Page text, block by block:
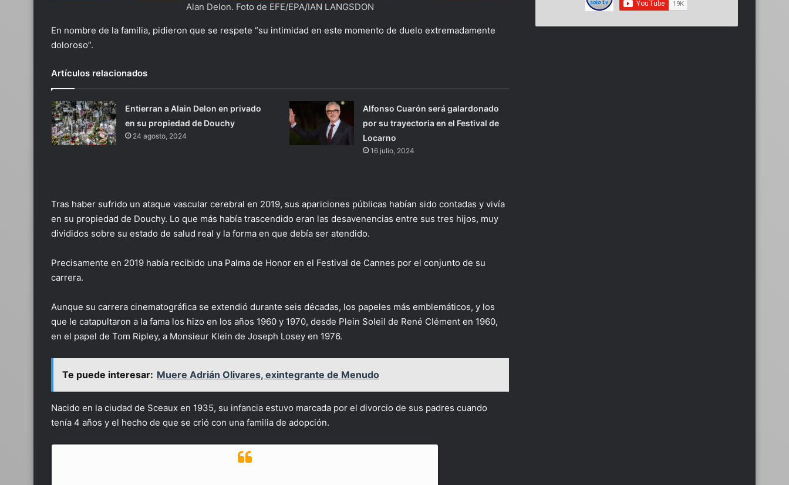
Alan Delon. Foto de EFE/EPA/IAN LANGSDON
En nombre de la familia, pidieron que se respete “su intimidad en este momento de duelo extremadamente
doloroso”.
Artículos relacionados
Entierran a Alain Delon en privado
en su propiedad de Douchy
24 agosto, 2024
Alfonso Cuarón será galardonado
por su trayectoria en el Festival de
Locarno
16 julio, 2024
Tras haber sufrido un ataque vascular cerebral en 2019, sus apariciones públicas habían sido contadas y vivía
en su propiedad de Douchy. Lo que más había trascendido eran las desavenencias entre sus tres hijos, muy
divididos sobre su estado de salud real y la forma en que debía ser atendido.
Precisamente en 2019 había recibido una Palma de Honor en el Festival de Cannes por el conjunto de su
carrera.
Aunque su carrera cinematográfica se extendió durante seis décadas, los papeles más emblemáticos, y los
que le catapultaron a la fama los hizo en los años 1960 y 1970, desde Plein Soleil de René Clément en 1960,
en el papel de Tom Ripley, a Monsieur Klein de Joseph Losey en 1976.
Te puede interesar: Muere Adrián Olivares, exintegrante de Menudo
Nacido en la ciudad de Sceaux en 1935, su infancia estuvo marcada por el divorcio de sus padres cuando
tenía 4 años y el hecho de que se crió con una familia de adopción.